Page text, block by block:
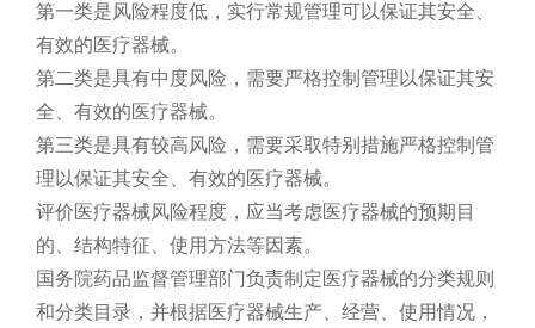
第一类是风险程度低，实行常规管理可以保证其安全、
有效的医疗器械。
第二类是具有中度风险，需要严格控制管理以保证其安
全、有效的医疗器械。
第三类是具有较高风险，需要采取特别措施严格控制管
理以保证其安全、有效的医疗器械。
评价医疗器械风险程度，应当考虑医疗器械的预期目
的、结构特征、使用方法等因素。
国务院药品监督管理部门负责制定医疗器械的分类规则
和分类目录，并根据医疗器械生产、经营、使用情况，